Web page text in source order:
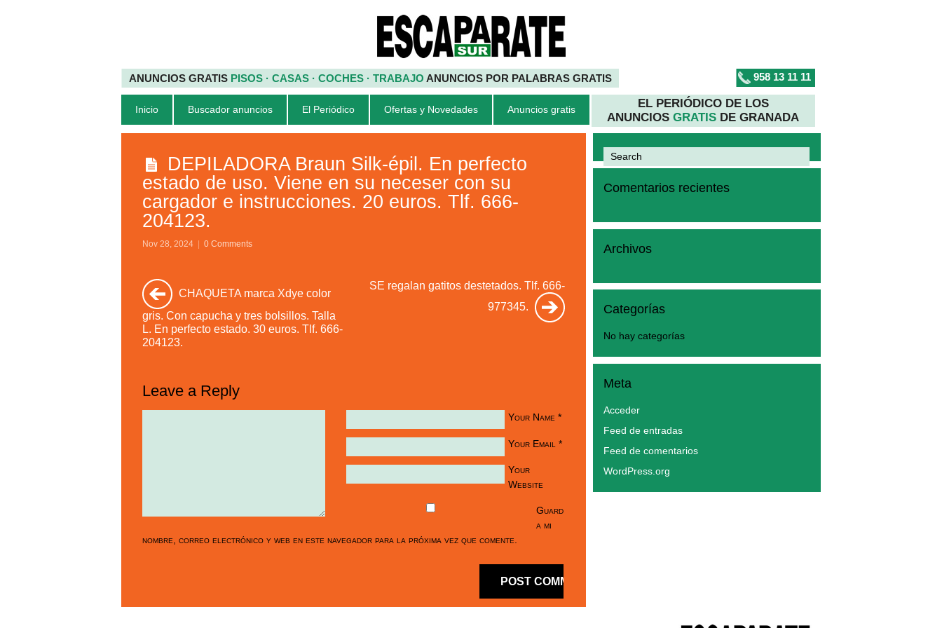
ANUNCIOS GRATIS PISOS · CASAS · COCHES · TRABAJO ANUNCIOS POR PALABRAS GRATIS 958 13 11 11
Inicio Buscador anuncios El Periódico Ofertas y Novedades Anuncios gratis
EL PERIÓDICO DE LOS
ANUNCIOSGRATIS DE GRANADA
DEPILADORA Braun Silk-épil. En perfecto
estado de uso. Viene en su neceser con su
cargador e instrucciones. 20 euros. Tlf. 666-
204123.
Nov 28, 2024 0 Comments
CHAQUETA marca Xdye color
gris. Con capucha y tres bolsillos. Talla
L. En perfecto estado. 30 euros. Tlf. 666-
204123.
SE regalan gatitos destetados. Tlf. 666-
977345.
Leave a Reply
Your Name *
Your Email *
Your
Website
Guard
a mi
nombre, correo electrónico y web en este navegador para la próxima vez que comente.
Comentarios recientes
Archivos
Categorías
No hay categorías
Meta
Acceder
Feed de entradas
Feed de comentarios
WordPress.org